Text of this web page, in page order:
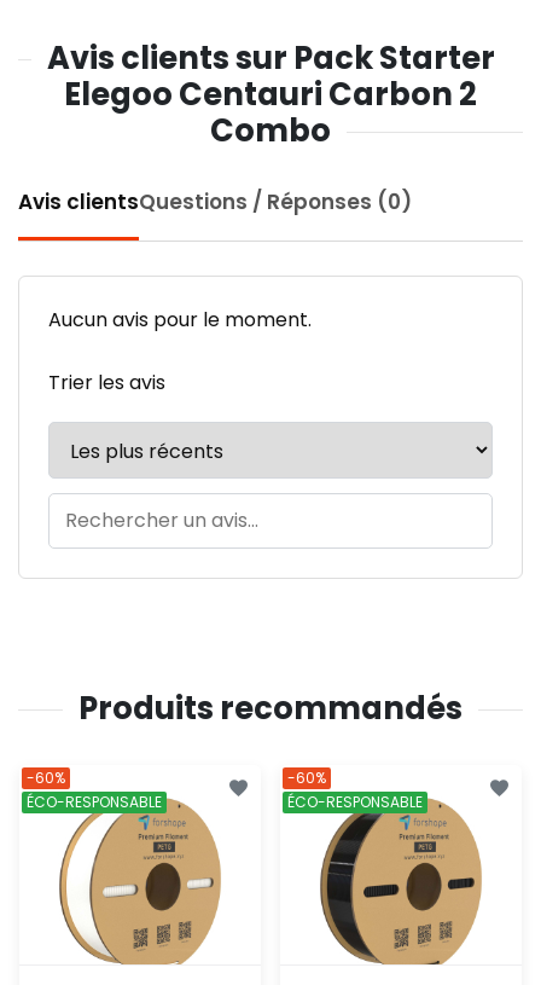
Avis clients sur Pack Starter
Elegoo Centauri Carbon 2
Combo
Avis clientsQuestions / Réponses (0)
Aucun avis pour le moment.
Trier les avis
Produits recommandés
-60%
ÉCO-RESPONSABLE
-60%
ÉCO-RESPONSABLE